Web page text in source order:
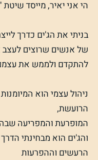
הי אני יאיר, מייסד
בניתי את הג'ים כדרך
של אנשים שרוצים
להתקדם ולממש את
ניהול עצמי הוא
הרועשת,
המופרעת והמפריעה שבה
והג'ים הוא מבחינתי
הרעשים וההפרעות